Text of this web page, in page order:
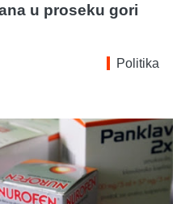
u proseku gori
Politika